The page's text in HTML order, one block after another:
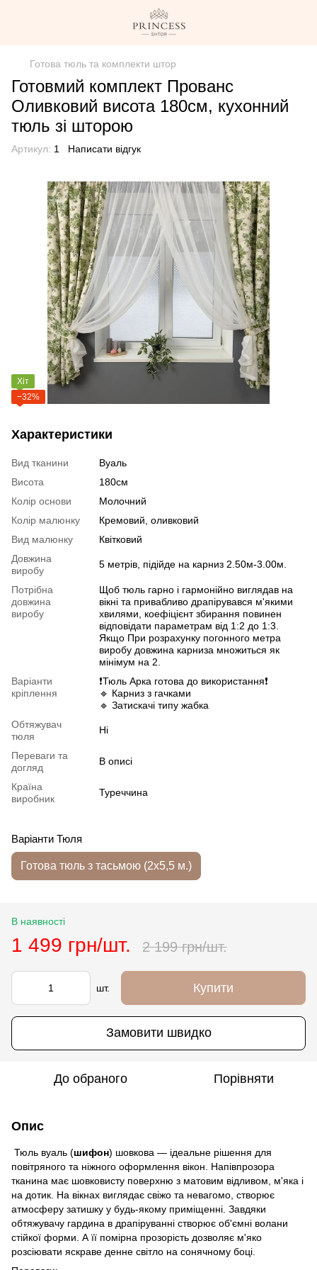
Готова тюль та комплекти штор
Готовмий комплект Прованс
Оливковий висота 180см, кухонний
тюль зі шторою
Артикул: 1 Написати відгук
Хіт
−32%
Характеристики
Вид тканини
Вуаль
Висота
180см
Колір основи
Молочний
Колір малюнку
Кремовий, оливковий
Вид малюнку
Квітковий
Довжина
виробу
5 метрів, підійде на карниз 2.50м-3.00м.
Потрібна
довжина
виробу
Щоб тюль гарно і гармонійно виглядав на
вікні та привабливо драпірувався м'якими
хвилями, коефіцієнт збирання повинен
відповідати параметрам від 1:2 до 1:3.
Якщо При розрахунку погонного метра
виробу довжина карниза множиться як
мінімум на 2.
Варіанти
кріплення
❗️Тюль Арка готова до використання❗️
🔹 Карниз з гачками
🔹 Затискачі типу жабка
Обтяжувач
тюля
Ні
Переваги та
догляд
В описі
Країна
виробник
Туреччина
Варіанти Тюля
Готова тюль з тасьмою (2х5,5 м.)
В наявності
1 499 грн/шт. 2 199 грн/шт.
шт. Купити
Замовити швидко
До обраного Порівняти
Опис
Тюль вуаль (шифон) шовкова — ідеальне рішення для
повітряного та ніжного оформлення вікон. Напівпрозора
тканина має шовковисту поверхню з матовим відливом, м'яка і
на дотик. На вікнах виглядає свіжо та невагомо, створює
атмосферу затишку у будь-якому приміщенні. Завдяки
обтяжувачу гардина в драпіруванні створює об'ємні волани
стійкої форми. А її помірна прозорість дозволяє м'яко
розсіювати яскраве денне світло на сонячному боці.